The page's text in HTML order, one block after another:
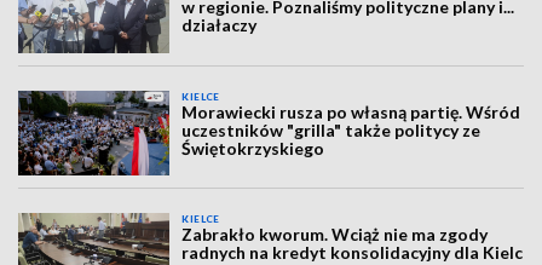
w regionie. Poznaliśmy polityczne plany i...
działaczy
KIELCE
Morawiecki rusza po własną partię. Wśród
uczestników "grilla" także politycy ze
Świętokrzyskiego
KIELCE
Zabrakło kworum. Wciąż nie ma zgody
radnych na kredyt konsolidacyjny dla Kielc